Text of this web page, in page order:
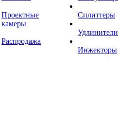
Проектные
камеры
Распродажа
Сплиттеры
Удлинители
Инжекторы